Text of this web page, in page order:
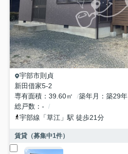
宇部市則貞
新田借家5-2
専有面積
39.60㎡ 築年月 築29年
総戸数
-
宇部線 「草江 」駅 徒歩21分
賃貸（募集中1件）